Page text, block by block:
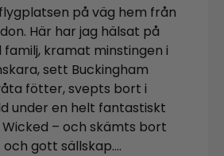
på väg hem från
Här har jag hälsat på
kramat minstingen i
sett Buckingham
fötter, svepts bort i
under en helt fantastiskt
– och skämts bort
gott sällskap….